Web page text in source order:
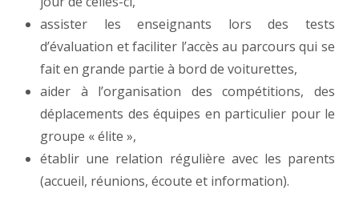
assister les enseignants lors des tests
d’évaluation et faciliter l’accès au parcours qui se
fait en grande partie à bord de voiturettes,
aider à l’organisation des compétitions, des
déplacements des équipes en particulier pour le
groupe « élite »,
établir une relation régulière avec les parents
(accueil, réunions, écoute et information).